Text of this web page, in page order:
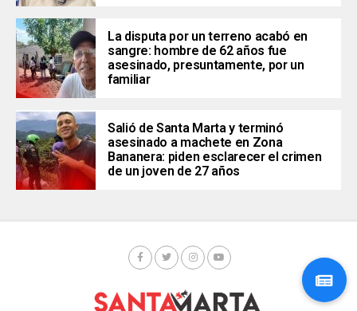
La disputa por un terreno acabó en
sangre: hombre de 62 años fue
asesinado, presuntamente, por un
familiar
Salió de Santa Marta y terminó
asesinado a machete en Zona
Bananera: piden esclarecer el crimen
de un joven de 27 años